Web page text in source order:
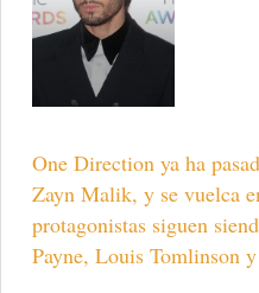
One Direction ya ha
Zayn Malik, y se vuelca
protagonistas siguen
Payne, Louis Tomlinson